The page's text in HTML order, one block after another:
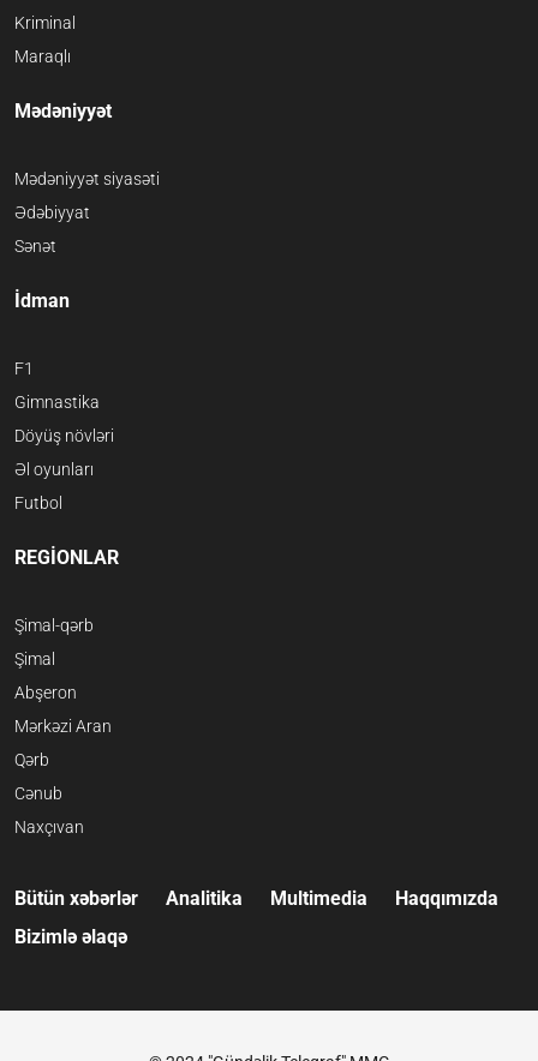
Kriminal
Maraqlı
Mədəniyyət
Mədəniyyət siyasəti
Ədəbiyyat
Sənət
İdman
F1
Gimnastika
Döyüş növləri
Əl oyunları
Futbol
REGİONLAR
Şimal-qərb
Şimal
Abşeron
Mərkəzi Aran
Qərb
Cənub
Naxçıvan
Bütün xəbərlər Analitika Multimedia
Haqqımızda
Bizimlə əlaqə